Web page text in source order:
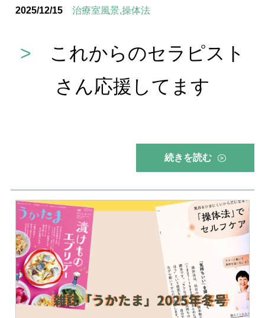
2025/12/15 治療室風景,操体法
>
これからのセラピスト
さん応援してます
続きを読む >